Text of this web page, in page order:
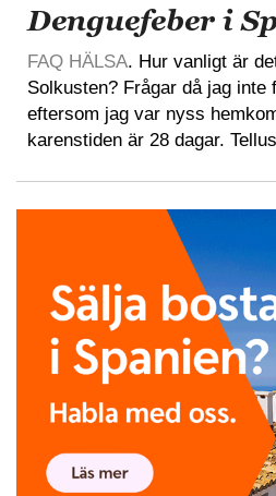
Denguefeber i
FAQ HÄLSA. Hur vanligt är
Solkusten? Frågar då jag
eftersom jag var nyss
karenstiden är 28 dagar.